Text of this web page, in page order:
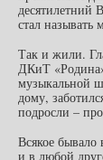
десятилетний
стал называть
Так и жили.
ДКиТ
музыкальной
дому,
подросли –
Всякое бывало
и в любой